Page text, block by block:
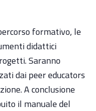
formativo, le
didattici
Saranno
dai peer educators
A conclusione
il manuale del